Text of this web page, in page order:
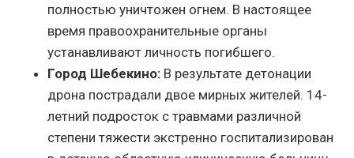
полностью уничтожен огнем. В настоящее
время правоохранительные органы
устанавливают личность погибшего.
Город Шебекино: В результате детонации
дрона пострадали двое мирных жителей. 14-
летний подросток с травмами различной
степени тяжести экстренно госпитализирован